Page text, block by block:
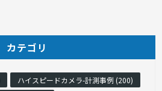
カテゴリ
ハイスピードカメラ-計測事例 (200)